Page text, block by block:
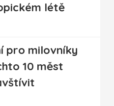
létě
pro milovníky
10 měst